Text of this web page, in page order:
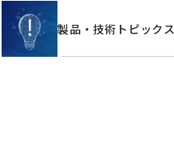
製品・技術トピックス